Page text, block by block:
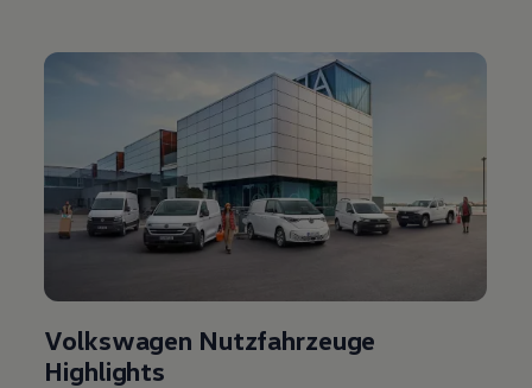
Volkswagen Nutzfahrzeuge
Highlights